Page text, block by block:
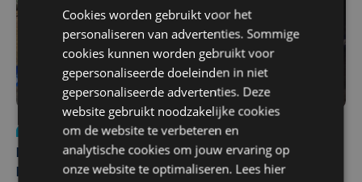
Nieuws
di 4 augustus | 09:32
Man en vrouw dood aangetroffen in woning in Sint-
Pieters Brugge
Cookies worden gebruikt voor het
personaliseren van advertenties. Sommige
cookies kunnen worden gebruikt voor
gepersonaliseerde doeleinden in niet
gepersonaliseerde advertenties. Deze
website gebruikt noodzakelijke cookies
om de website te verbeteren en
analytische cookies om jouw ervaring op
onze website te optimaliseren. Lees hier